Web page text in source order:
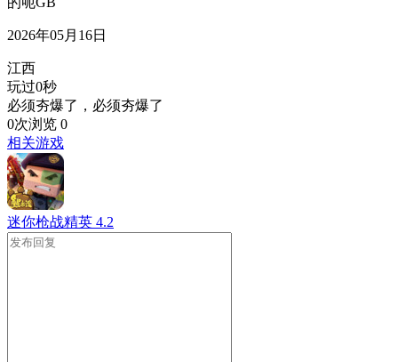
2026年05月16日
江西
玩过0秒
必须夯爆了，必须夯爆了
0次浏览 0
相关游戏
迷你枪战精英 4.2